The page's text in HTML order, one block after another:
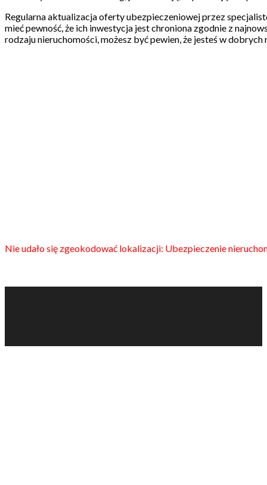
Regularna aktualizacja oferty ubezpieczeniowej przez
mieć pewność, że ich inwestycja jest chroniona zgodnie z
rodzaju nieruchomości, możesz być pewien, że jesteś w dobrych
Nie udało się zgeokodować lokalizacji: Ubezpieczenie